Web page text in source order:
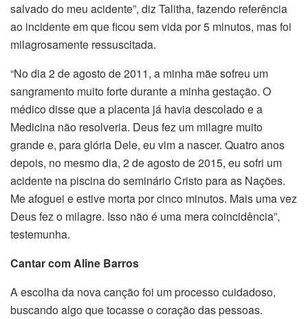
salvado do meu acidente”, diz Talitha, fazendo referência
ao incidente em que ficou sem vida por 5 minutos, mas foi
milagrosamente ressuscitada.
“No dia 2 de agosto de 2011, a minha mãe sofreu um
sangramento muito forte durante a minha gestação. O
médico disse que a placenta já havia descolado e a
Medicina não resolveria. Deus fez um milagre muito
grande e, para glória Dele, eu vim a nascer. Quatro anos
depois, no mesmo dia, 2 de agosto de 2015, eu sofri um
acidente na piscina do seminário Cristo para as Nações.
Me afoguei e estive morta por cinco minutos. Mais uma vez
Deus fez o milagre. Isso não é uma mera coincidência”,
testemunha.
Cantar com Aline Barros
A escolha da nova canção foi um processo cuidadoso,
buscando algo que tocasse o coração das pessoas.